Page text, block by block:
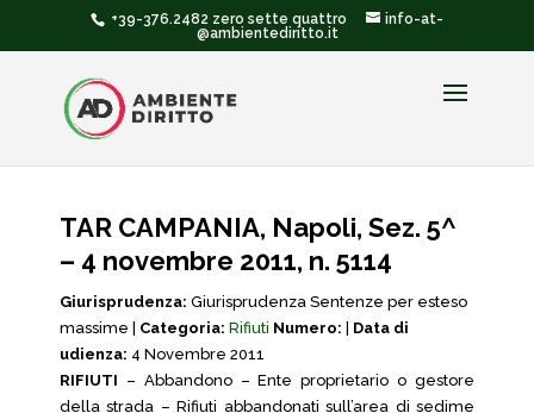
+39-376.2482 zero sette quattro
info-at-
@ambientediritto.it
TAR CAMPANIA, Napoli, Sez. 5^
– 4 novembre 2011, n. 5114
Giurisprudenza: Giurisprudenza Sentenze per esteso
massime | Categoria: Rifiuti Numero:
Data di
udienza: 4 Novembre 2011
RIFIUTI – Abbandono – Ente proprietario o gestore
della strada – Rifiuti abbandonati sull’area di sedime